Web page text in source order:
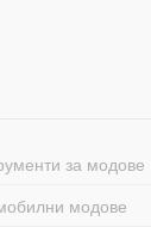
за модове
модове